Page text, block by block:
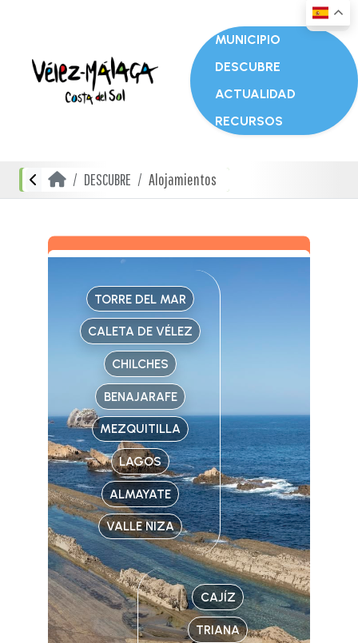
MUNICIPIO
DESCUBRE
ACTUALIDAD
RECURSOS
DESCUBRE Alojamientos
TORRE DEL MAR
CALETA DE VÉLEZ
CHILCHES
BENAJARAFE
MEZQUITILLA
LAGOS
ALMAYATE
VALLE NIZA
CAJÍZ
TRIANA